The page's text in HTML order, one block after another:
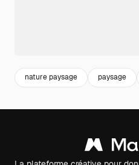
nature paysage paysage